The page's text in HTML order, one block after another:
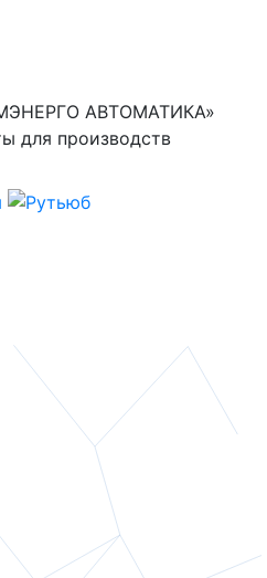
АВТОМАТИКА»
для производств